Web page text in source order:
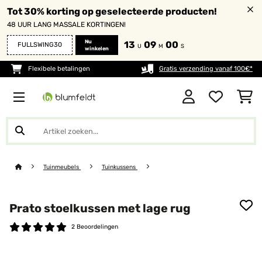
Tot 30% korting op geselecteerde producten!
48 UUR LANG MASSALE KORTINGEN!
FULLSWING30
Nu
winkelen
13 U 08 M 58 S
Flexibele betalingen Gratis verzending vanaf 100€*
Tuinmeubels Tuinkussens
Prato stoelkussen met lage rug
2 Beoordelingen